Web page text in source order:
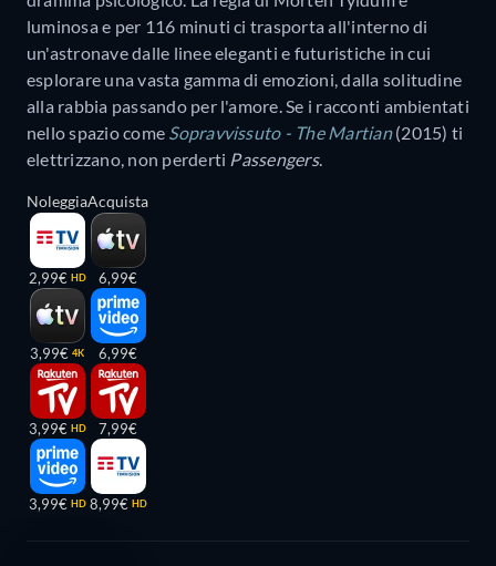
luminosa e per 116 minuti ci trasporta all'interno di
un'astronave dalle linee eleganti e futuristiche in cui
esplorare una vasta gamma di emozioni, dalla solitudine
alla rabbia passando per l'amore. Se i racconti ambientati
nello spazio come Sopravvissuto - The Martian(2015) ti
elettrizzano, non perderti Passengers.
Noleggia
2,99€ HD
3,99€ 4K
3,99€ HD
3,99€ HD
Acquista
6,99€
6,99€
7,99€
8,99€ HD